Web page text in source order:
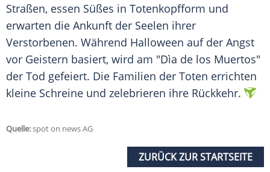
Straßen, essen Süßes in Totenkopfform und
erwarten die Ankunft der Seelen ihrer
Verstorbenen. Während Halloween auf der Angst
vor Geistern basiert, wird am "Dìa de los Muertos"
der Tod gefeiert. Die Familien der Toten errichten
kleine Schreine und zelebrieren ihre Rückkehr.
Quelle:spot on news AG
ZURÜCK ZUR STARTSEITE